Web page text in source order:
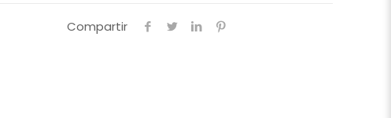
Compartir